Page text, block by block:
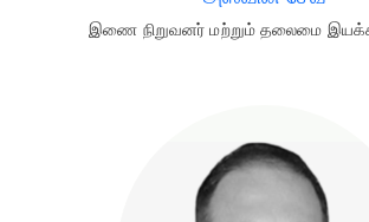
இணை நிறுவனர் மற்றும் தலைமை இயக்க